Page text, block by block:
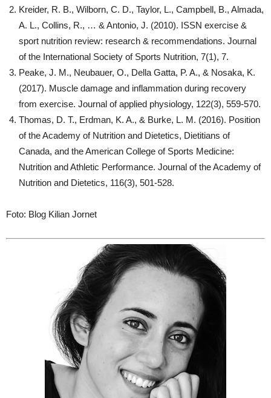
Kreider, R. B., Wilborn, C. D., Taylor, L., Campbell, B., Almada,
A. L., Collins, R., … & Antonio, J. (2010). ISSN exercise &
sport nutrition review: research & recommendations. Journal
of the International Society of Sports Nutrition, 7(1), 7.
Peake, J. M., Neubauer, O., Della Gatta, P. A., & Nosaka, K.
(2017). Muscle damage and inflammation during recovery
from exercise. Journal of applied physiology, 122(3), 559-570.
Thomas, D. T., Erdman, K. A., & Burke, L. M. (2016). Position
of the Academy of Nutrition and Dietetics, Dietitians of
Canada, and the American College of Sports Medicine:
Nutrition and Athletic Performance. Journal of the Academy of
Nutrition and Dietetics, 116(3), 501-528.
Foto: Blog Kilian Jornet